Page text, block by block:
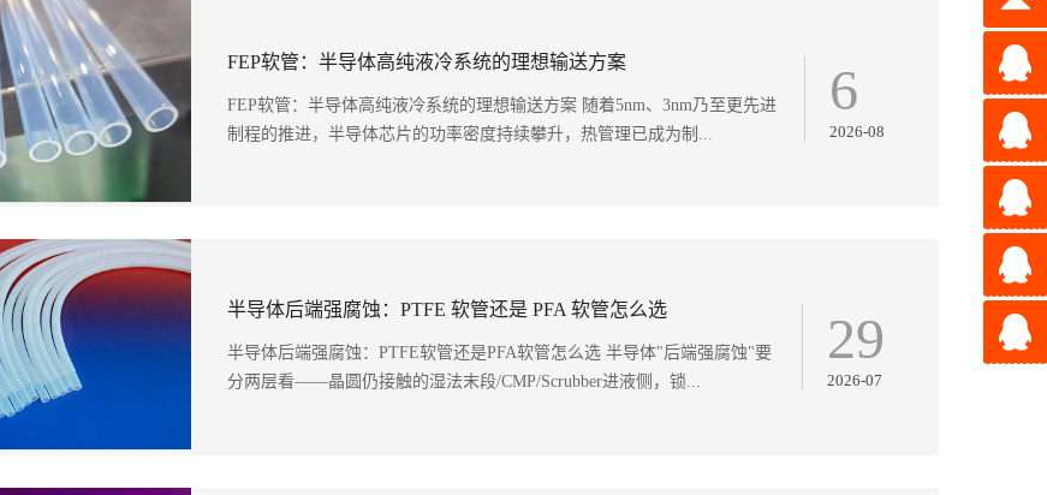
6
2026-08
FEP软管：半导体高纯液冷系统的理想输送方案
FEP软管：半导体高纯液冷系统的理想输送方案 随着5nm、3nm乃至更先进
制程的推进，半导体芯片的功率密度持续攀升，热管理已成为制...
29
2026-07
半导体后端强腐蚀：PTFE 软管还是 PFA 软管怎么选
半导体后端强腐蚀：PTFE软管还是PFA软管怎么选 半导体"后端强腐蚀"要
分两层看——晶圆仍接触的湿法末段/CMP/Scrubber进液侧，锁...